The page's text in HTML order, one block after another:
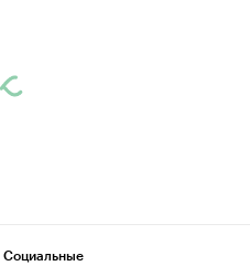
Социальные